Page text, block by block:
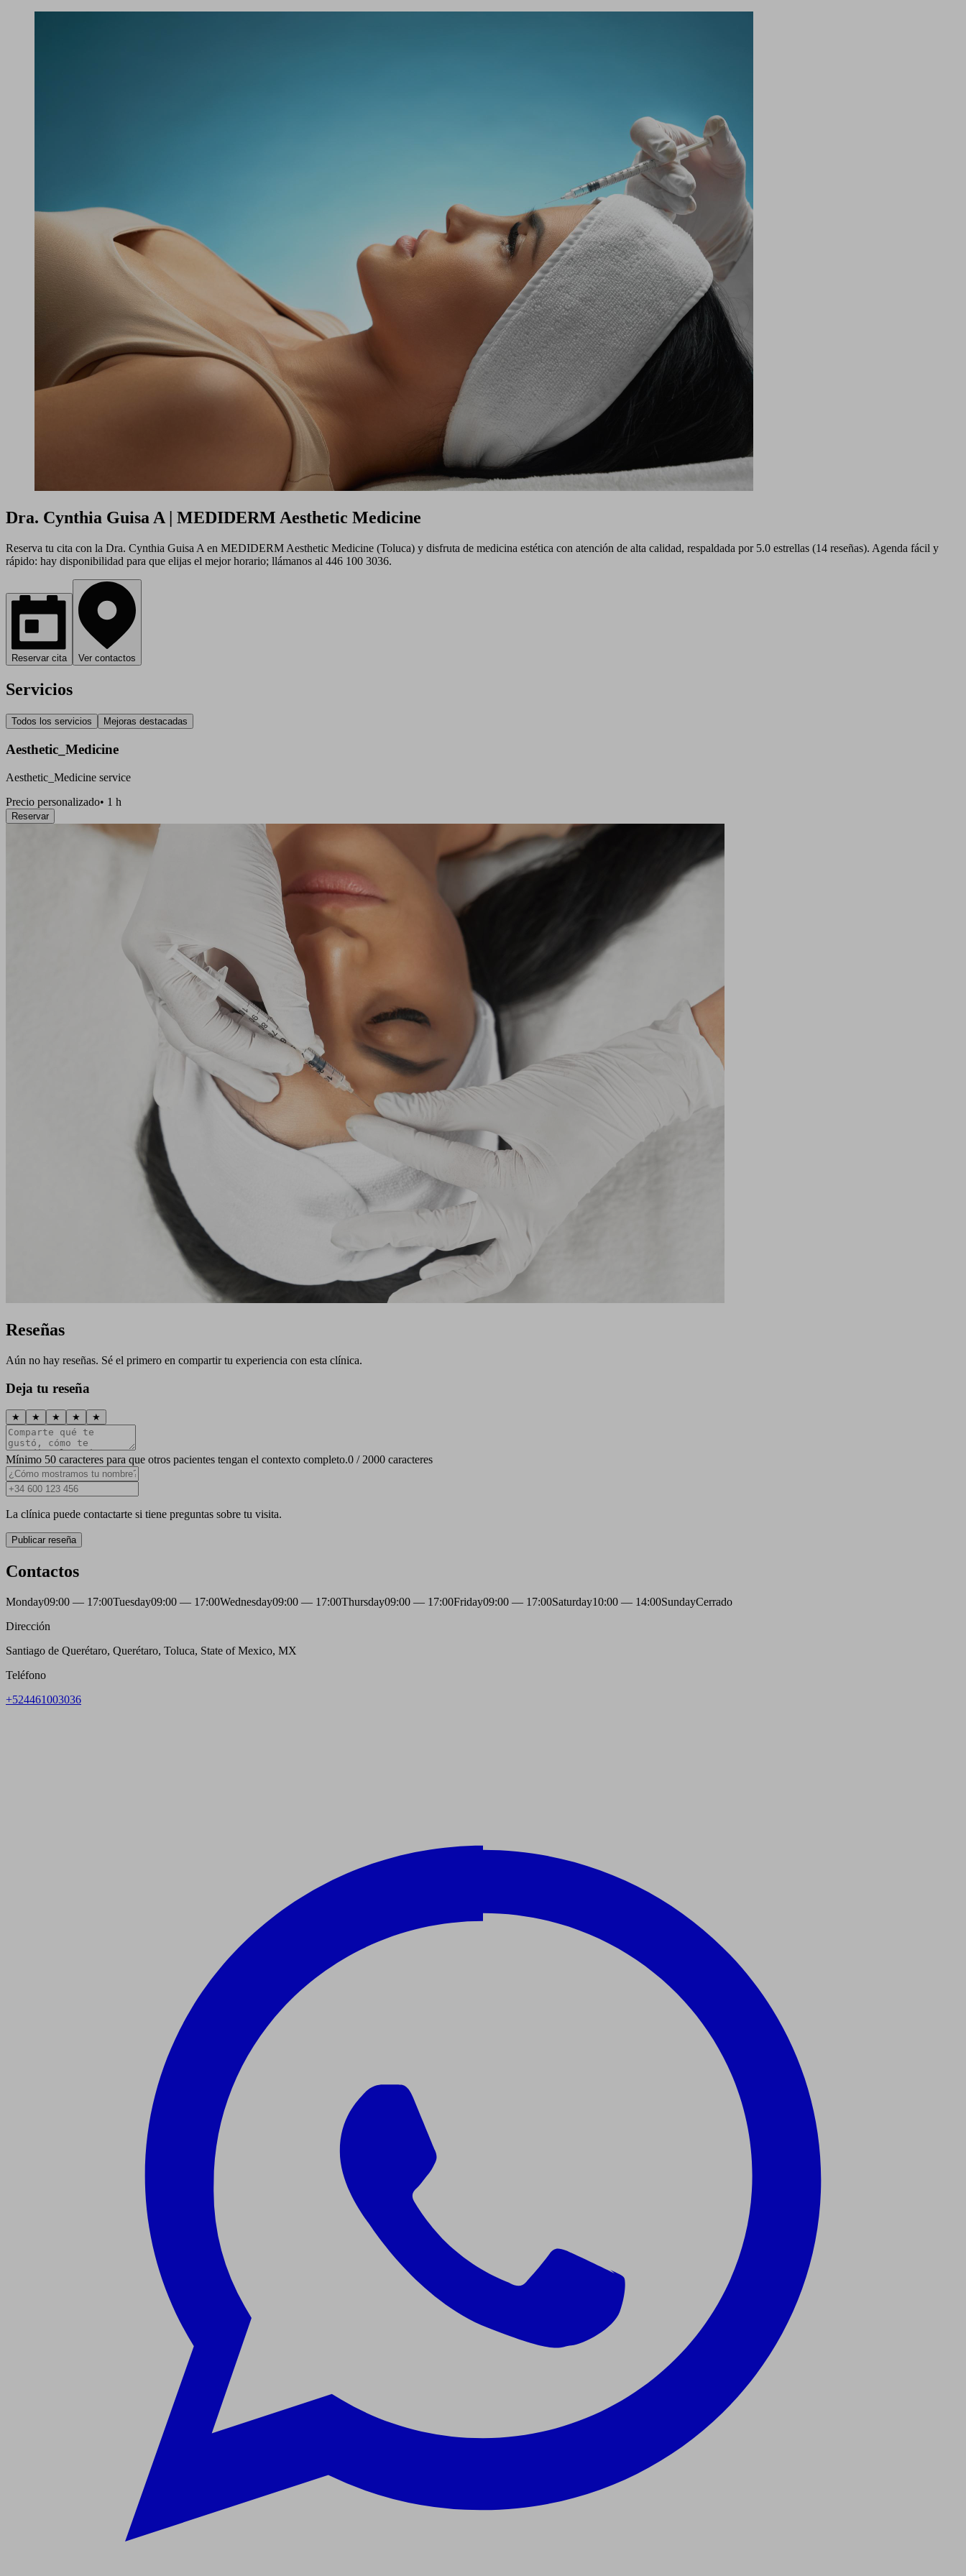
Dra. Cynthia Guisa A | MEDIDERM Aesthetic Medicine
Reserva tu cita con la Dra. Cynthia Guisa A en MEDIDERM Aesthetic Medicine (Toluca) y disfruta de medicina estética con atención de alta calidad, respaldada por 5.0 estrellas (14 reseñas). Agenda fácil y
rápido: hay disponibilidad para que elijas el mejor horario; llámanos al 446 100 3036.
Reservar cita Ver contactos
Servicios
Todos los servicios Mejoras destacadas
Aesthetic_Medicine
Aesthetic_Medicine service
Precio personalizado• 1 h
Reservar
Reseñas
Aún no hay reseñas. Sé el primero en compartir tu experiencia con esta clínica.
Deja tu reseña
★ ★ ★ ★ ★
Mínimo 50 caracteres para que otros pacientes tengan el contexto completo.0 / 2000 caracteres
La clínica puede contactarte si tiene preguntas sobre tu visita.
Publicar reseña
Contactos
Monday09:00 — 17:00Tuesday09:00 — 17:00Wednesday09:00 — 17:00Thursday09:00 — 17:00Friday09:00 — 17:00Saturday10:00 — 14:00SundayCerrado
Dirección
Santiago de Querétaro, Querétaro, Toluca, State of Mexico, MX
Teléfono
+524461003036